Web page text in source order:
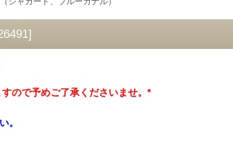
]
ので予めご了承くださいませ。*
。